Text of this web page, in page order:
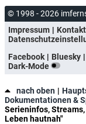
© 1998 - 2026
Impressum
Kontakt
Facebook
Bluesky
Dark-Mode
nach oben
Dokumentationen &
Serieninfos, Streams,
Leben hautnah"